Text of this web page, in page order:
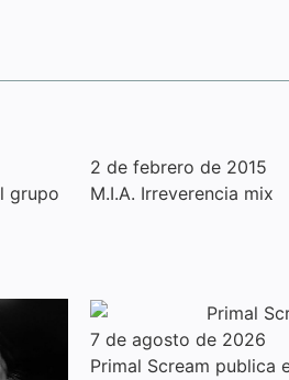
grupo
2 de febrero de 2015
M.I.A. Irreverencia mix
7 de agosto de 2026
Primal Scream publica